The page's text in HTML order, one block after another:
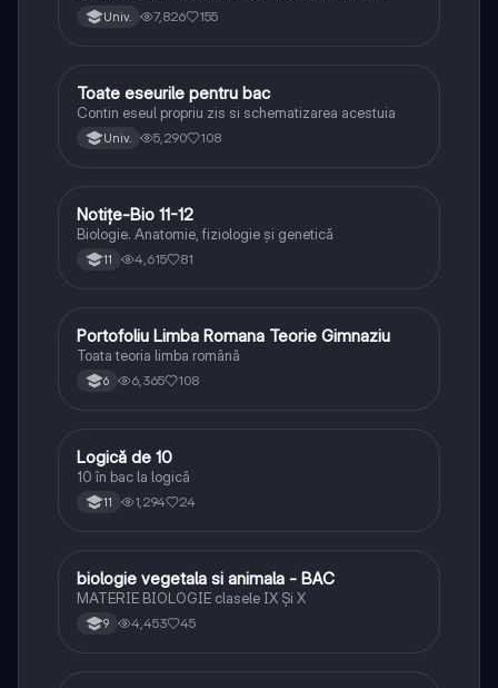
lipsesc relatiile dintre personaje si caracrerizarile.
Univ. 7,826 155
Limba și literatura română
Toate eseurile pentru bac
Contin eseul propriu zis si schematizarea acestuia
Univ. 5,290 108
Biologie
Notițe-Bio 11-12
Biologie. Anatomie, fiziologie și genetică
11 4,615 81
Limba și literatura română
Portofoliu Limba Romana Teorie Gimnaziu
Toata teoria limba română
6 6,365 108
Logică
Logică de 10
10 în bac la logică
11 1,294 24
Biologie
biologie vegetala si animala - BAC
MATERIE BIOLOGIE clasele IX Şi X
9 4,453 45